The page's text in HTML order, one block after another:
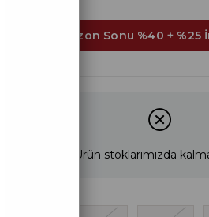
Sepette Sezon Sonu %40 + %25
Ürün stoklarımızda